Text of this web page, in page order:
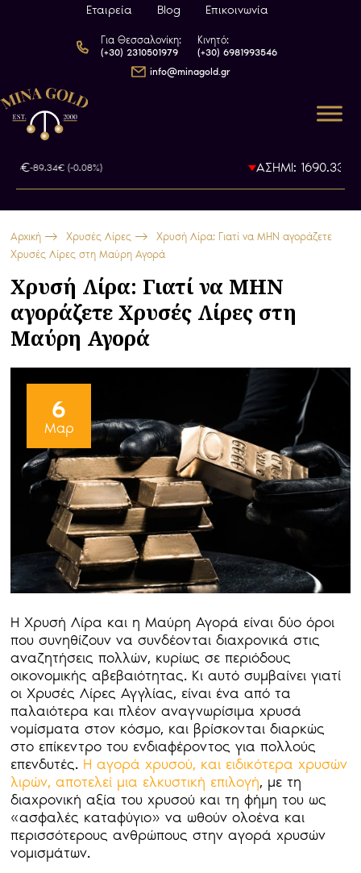
Εταιρεία Blog Επικοινωνία
Για Θεσσαλονίκη:
(+30) 2310501979
Κινητό:
(+30) 6981993546
info@minagold.gr
-89.34€ (-0.08%) ΑΣΗΜΙ: 1690.33€-9.46€
Αρχική Χρυσές Λίρες
Χρυσή Λίρα: Γιατί να ΜΗΝ αγοράζετε
Χρυσές Λίρες στη Μαύρη Αγορά
Χρυσή Λίρα: Γιατί να ΜΗΝ
αγοράζετε Χρυσές Λίρες στη
Μαύρη Αγορά
6
Μαρ
Η Χρυσή Λίρα και η Μαύρη Αγορά είναι δύο όροι
που συνηθίζουν να συνδέονται διαχρονικά στις
αναζητήσεις πολλών, κυρίως σε περιόδους
οικονομικής αβεβαιότητας. Κι αυτό συμβαίνει γιατί
οι Χρυσές Λίρες Αγγλίας, είναι ένα από τα
παλαιότερα και πλέον αναγνωρίσιμα χρυσά
νομίσματα στον κόσμο, και βρίσκονται διαρκώς
στο επίκεντρο του ενδιαφέροντος για πολλούς
επενδυτές. Η αγορά χρυσού, και ειδικότερα χρυσών
λιρών, αποτελεί μια ελκυστική επιλογή, με τη
διαχρονική αξία του χρυσού και τη φήμη του ως
«ασφαλές καταφύγιο» να ωθούν ολοένα και
περισσότερους ανθρώπους στην αγορά χρυσών
νομισμάτων.